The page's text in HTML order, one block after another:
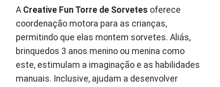
A Creative Fun Torre de Sorvetes oferece
coordenação motora para as crianças,
permitindo que elas montem sorvetes. Aliás,
brinquedos 3 anos menino ou menina como
este, estimulam a imaginação e as habilidades
manuais. Inclusive, ajudam a desenvolver